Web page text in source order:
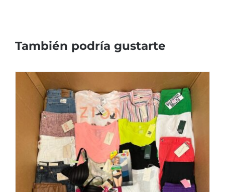
También podría gustarte